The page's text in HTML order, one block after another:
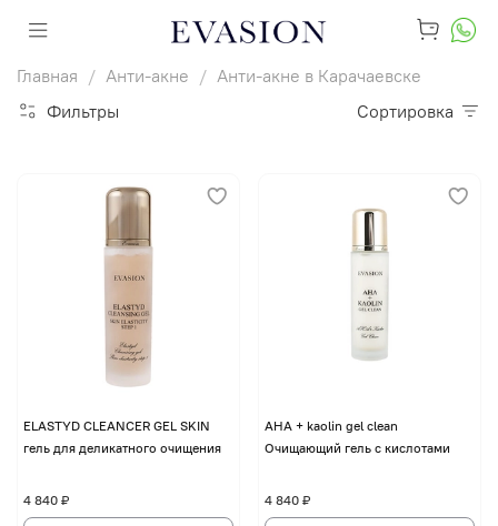
Главная Анти-акне
Анти-акне в Карачаевске
Фильтры
Сортировка
ELASTYD CLEANCER GEL SKIN
гель для деликатного очищения
4 840 ₽
AHA + kaolin gel clean
Очищающий гель с кислотами
4 840 ₽